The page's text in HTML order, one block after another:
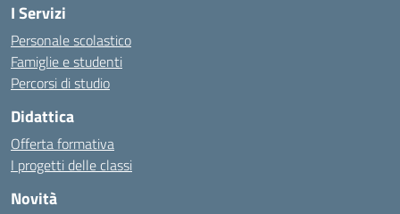
I Servizi
Personale scolastico
Famiglie e studenti
Percorsi di studio
Didattica
Offerta formativa
I progetti delle classi
Novità